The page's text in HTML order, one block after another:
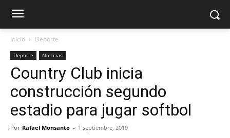
Inicio Deporte
Deporte Noticias
Country Club inicia
construcción segundo
estadio para jugar softbol
Por Rafael Monsanto - 1 septiembre, 2019